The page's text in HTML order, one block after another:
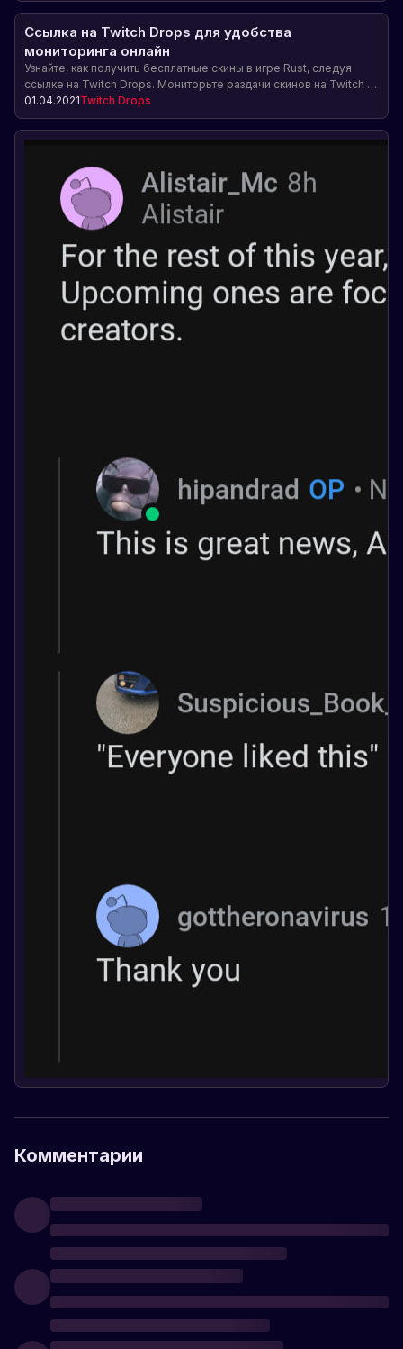
Ссылка на Twitch Drops для удобства
мониторинга онлайн
Узнайте, как получить бесплатные скины в игре Rust, следуя
ссылке на Twitch Drops. Мониторьте раздачи скинов на Twitch и
не пропускайте возможность получить редкие предметы для
своего персонажа.
01.04.2021Twitch Drops
Комментарии